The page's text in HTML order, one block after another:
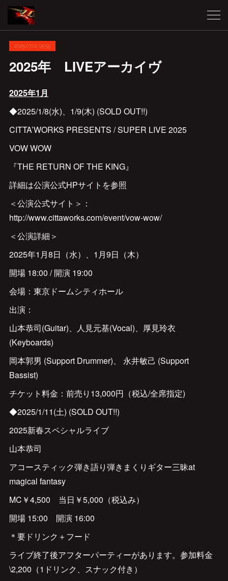
2025.07.01 05:55
2025年 LIVEアーカイヴ
2025年1月
◆2025/1/8(水)、1/9(木) (SOLD OUT!!)
CITTA’WORKS PRESENTS / SUPER LIVE 2025
VOW WOW
『THE RETURN OF THE KING』
詳細は公演公式HPサイトを参照
＜公演公式サイト＞：
http://www.cittaworks.com/event/vow-wow/
＜公演詳細＞
2025年1月8日（水）、1月9日（木）
開場 18:00 / 開演 19:00
会場：東京ドームシティホール
出演：
山本恭司(Guitar)、人見元基(Vocal)、厚見玲衣
(Keyboards)
岡本郭男 (Support Drummer)、 永井敏己 (Support
Bassist)
チケット料金：前売り13,000円（税込/全席指定)
◆2025/1/11(土) (SOLD OUT!!)
2025新春スペシャルライブ
山本恭司
アコースティック弾き語り弾きまくりギター三昧at
magical fantasy
MC￥4,500 当日￥5,000（税込み）
開場 15:00 開演 16:00
＊要ドリンク＋フード
ライブ終了後アフターパーティーがあります。参加料金
\2,200（1ドリンク、スナック付き）